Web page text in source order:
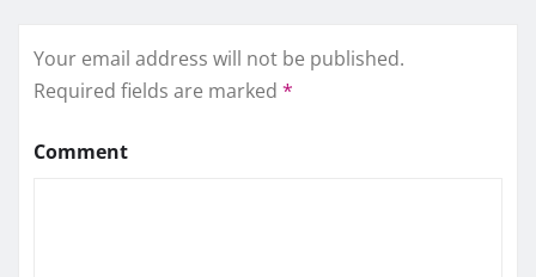
Your email address will not be published.
Required fields are marked *
Comment